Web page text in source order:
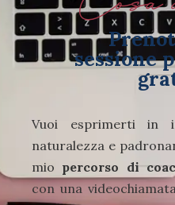
sessione
Vuoi esprimerti in
naturalezza e
mio percorso di
con una